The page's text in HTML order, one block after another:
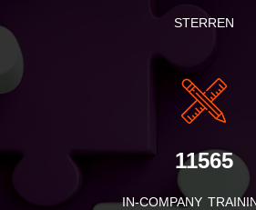
STERREN
11565
IN-COMPANY